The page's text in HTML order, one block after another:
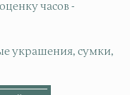
часов -
украшения, сумки,